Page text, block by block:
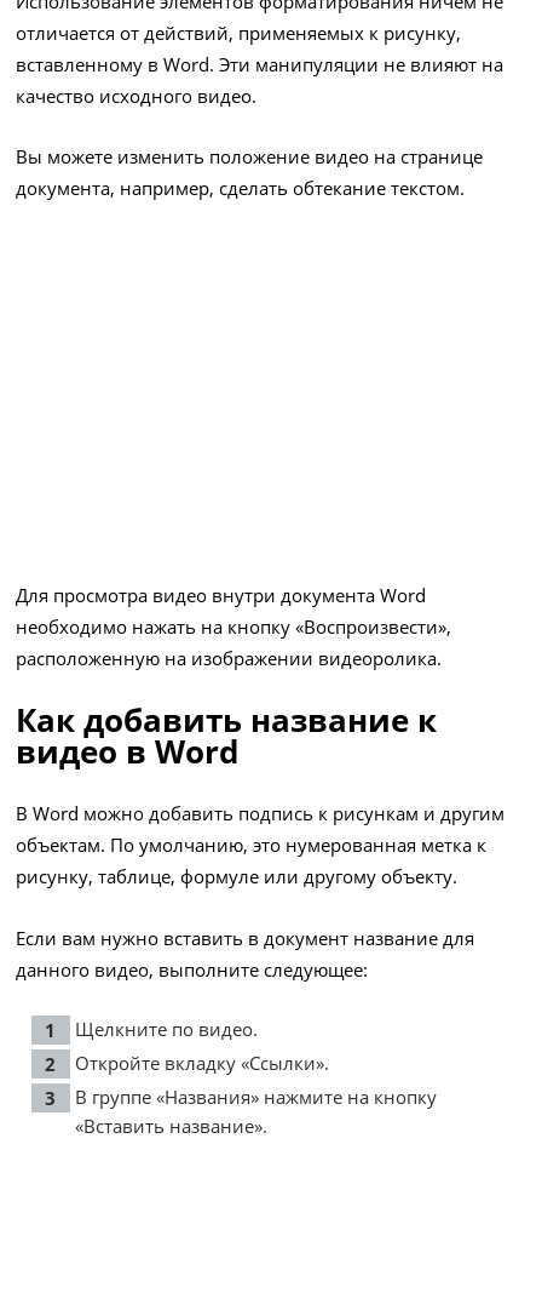
отличается от действий, применяемых к рисунку,
вставленному в Word. Эти манипуляции не влияют на
качество исходного видео.
Вы можете изменить положение видео на странице
документа, например, сделать обтекание текстом.
Для просмотра видео внутри документа Word
необходимо нажать на кнопку «Воспроизвести»,
расположенную на изображении видеоролика.
Как добавить название к
видео в Word
В Word можно добавить подпись к рисункам и другим
объектам. По умолчанию, это нумерованная метка к
рисунку, таблице, формуле или другому объекту.
Если вам нужно вставить в документ название для
данного видео, выполните следующее:
Щелкните по видео.
Откройте вкладку «Ссылки».
В группе «Названия» нажмите на кнопку
«Вставить название».